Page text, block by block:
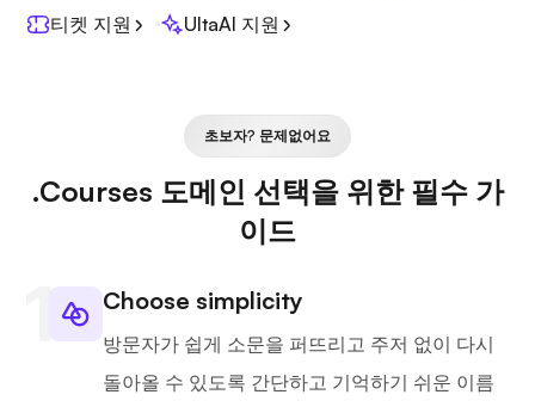
티켓 지원
UltaAI 지원
초보자? 문제없어요
.Courses 도메인 선택을 위한 필수 가
이드
Choose simplicity
방문자가 쉽게 소문을 퍼뜨리고 주저 없이 다시
돌아올 수 있도록 간단하고 기억하기 쉬운 이름